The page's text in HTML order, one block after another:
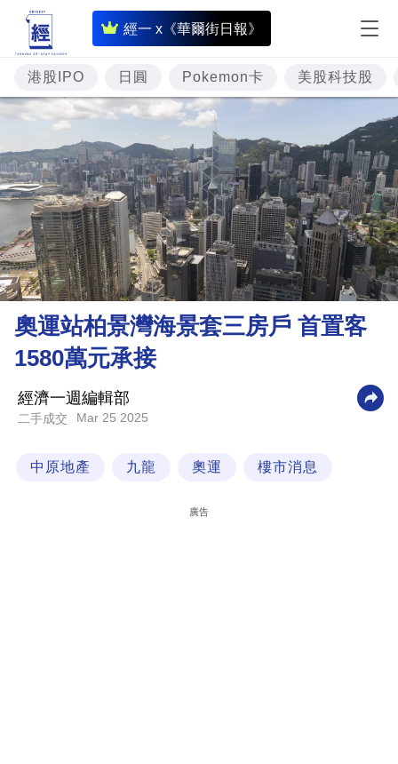
經一 x《華爾街日報》
即
時
財
經
題
投
資
樓
市
理
財
商
業
科
港股IPO 日圓 Pokemon卡 美股科技股
奧運站柏景灣海景套三房戶 首置客
1580萬元承接
經濟一週編輯部
二手成交 Mar 25 2025
中原地產 九龍 奧運 樓市消息
廣告